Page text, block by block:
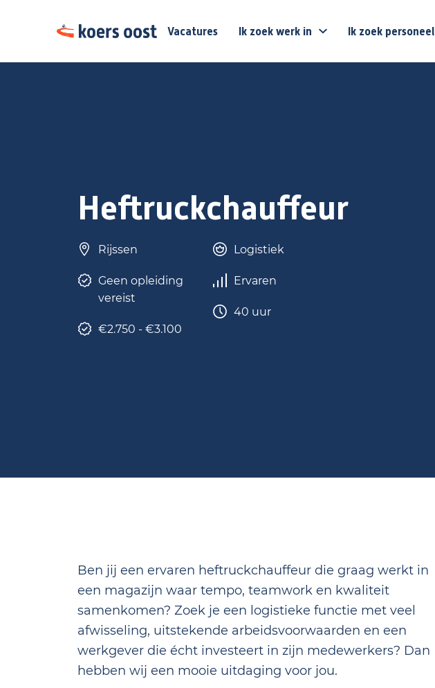
Vacatures Ik zoek werk in Ik zoek personeel
Heftruckchauffeur
Rijssen
Geen opleiding
vereist
€2.750 - €3.100
Logistiek
Ervaren
40 uur
Ben jij een ervaren heftruckchauffeur die graag werkt in
een magazijn waar tempo, teamwork en kwaliteit
samenkomen? Zoek je een logistieke functie met veel
afwisseling, uitstekende arbeidsvoorwaarden en een
werkgever die écht investeert in zijn medewerkers? Dan
hebben wij een mooie uitdaging voor jou.